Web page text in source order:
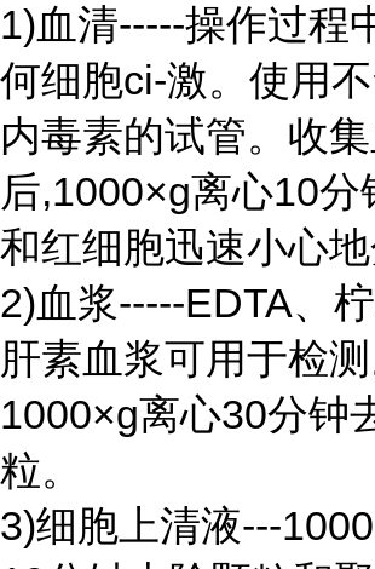
1)血清-----操作过程
何细胞ci-激。使用
内毒素的试管。收
后,1000×g离心10分
和红细胞迅速小心地
2)血浆-----EDTA、柠
肝素血浆可用于检测
1000×g离心30分钟
粒。
3)细胞上清液---